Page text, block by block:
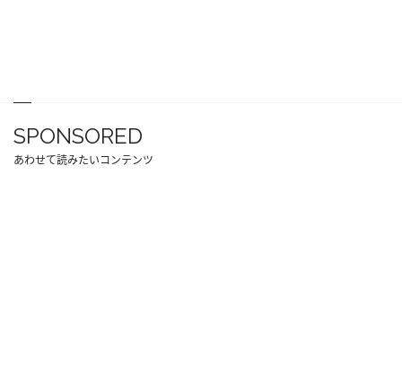
SPONSORED
あわせて読みたいコンテンツ